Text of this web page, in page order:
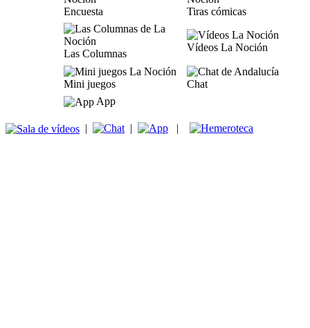
Encuesta Tiras cómicas
Las Columnas
Vídeos La Noción
Mini juegos
Chat
App
| | |